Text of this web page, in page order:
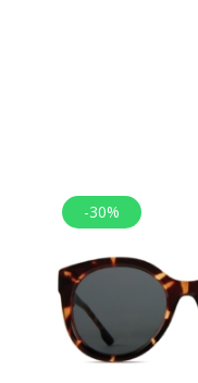
-30%